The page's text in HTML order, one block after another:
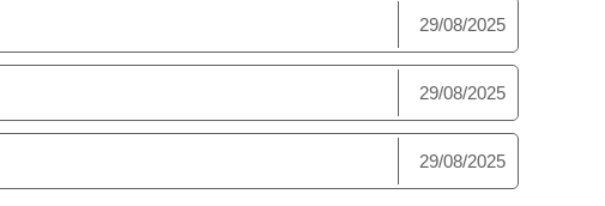
29/08/2025
29/08/2025
29/08/2025